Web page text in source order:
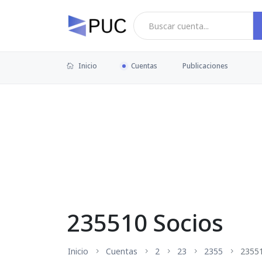
Inicio Cuentas Publicaciones
235510 Socios
Inicio Cuentas 2 23 2355